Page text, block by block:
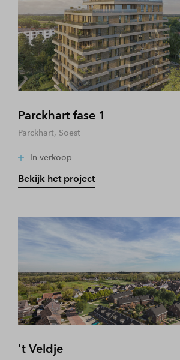
Parckhart fase 1
Parckhart, Soest
In verkoop
Bekijk het project
't Veldje